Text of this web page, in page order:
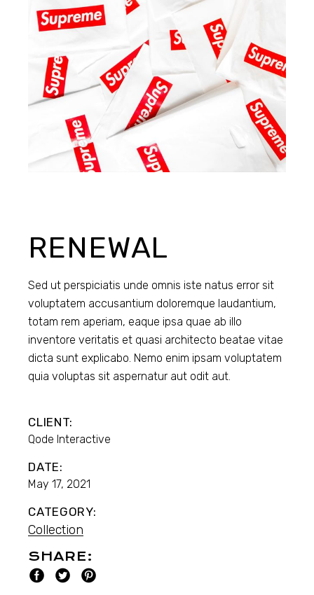
RENEWAL
Sed ut perspiciatis unde omnis iste natus error sit
voluptatem accusantium doloremque laudantium,
totam rem aperiam, eaque ipsa quae ab illo
inventore veritatis et quasi architecto beatae vitae
dicta sunt explicabo. Nemo enim ipsam voluptatem
quia voluptas sit aspernatur aut odit aut.
CLIENT:
Qode Interactive
DATE:
May 17, 2021
CATEGORY:
Collection
SHARE: